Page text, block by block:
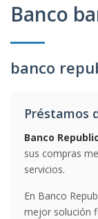
Banco
banco
Préstamos
Banco
sus compras
servicios.
En Banco
mejor solución